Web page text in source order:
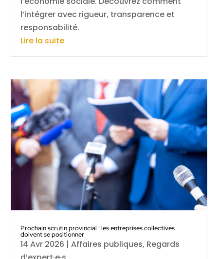
l’intégrer avec rigueur, transparence et
responsabilité.
Lire la suite
Prochain scrutin provincial : les entreprises collectives
doivent se positionner
14 Avr 2026 |Affaires publiques, Regards